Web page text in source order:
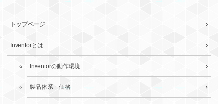
トップページ
Inventorとは
Inventorの動作環境
製品体系・価格